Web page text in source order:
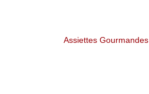
Assiettes Gourmandes